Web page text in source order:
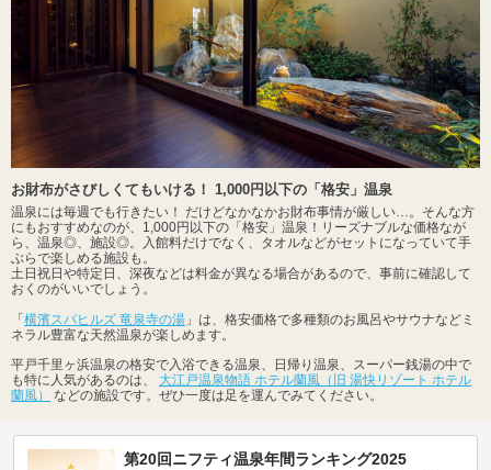
お財布がさびしくてもいける！ 1,000円以下の「格安」温泉
温泉には毎週でも行きたい！ だけどなかなかお財布事情が厳しい…。そんな方
にもおすすめなのが、1,000円以下の「格安」温泉！リーズナブルな価格なが
ら、温泉◎、施設◎。入館料だけでなく、タオルなどがセットになっていて手
ぶらで楽しめる施設も。
土日祝日や特定日、深夜などは料金が異なる場合があるので、事前に確認して
おくのがいいでしょう。
「横濱スパヒルズ 竜泉寺の湯 」は、格安価格で多種類のお風呂やサウナなどミ
ネラル豊富な天然温泉が楽しめます。
平戸千里ヶ浜温泉の格安で入浴できる温泉、日帰り温泉、スーパー銭湯の中で
も特に人気があるのは、 大江戸温泉物語 ホテル蘭風（旧 湯快リゾート ホテル
蘭風）
などの施設です。ぜひ一度は足を運んでみてください。
第20回ニフティ温泉年間ランキング2025